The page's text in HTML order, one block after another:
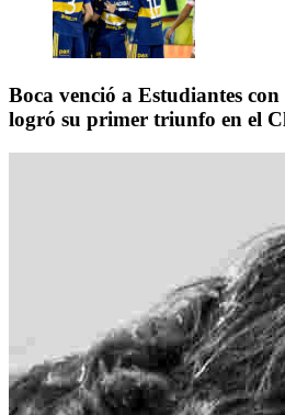
Boca venció a Estudiantes
logró su primer triunfo en el